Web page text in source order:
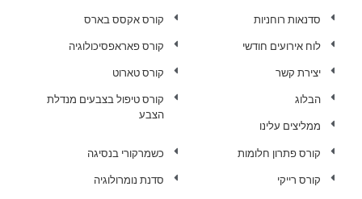
סדנאות רוחניות
לוח אירועים חודשי
יצירת קשר
הבלוג
ממליצים עלינו
קורס אקסס בארס
קורס פאראפסיכולוגיה
קורס טארוט
קורס טיפול בצבעים מנדלת
הצבע
קורס פתרון חלומות
קורס רייקי
כשמרקורי בנסיגה
סדנת נומרולוגיה